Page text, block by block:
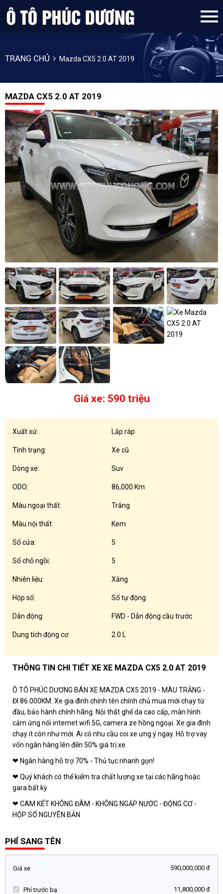
TRANG CHỦ Mazda CX5 2.0 AT 2019
MAZDA CX5 2.0 AT 2019
Giá xe: 590 triệu
Xuất xứ: Lắp ráp
Tình trạng: Xe cũ
Dòng xe: Suv
ODO: 86,000 Km
Màu ngoại thất: Trắng
Màu nội thất: Kem
Số cửa: 5
Số chỗ ngồi: 5
Nhiên liệu: Xăng
Hộp số: Số tự động
Dẫn động: FWD - Dẫn động cầu trước
Dung tích động cơ: 2.0 L
THÔNG TIN CHI TIẾT XE XE MAZDA CX5 2.0 AT 2019
Ô TÔ PHÚC DƯƠNG BÁN XE MAZDA CX5 2019 - MÀU TRẮNG -
ĐI 86.000KM. Xe gia đình chính tên chính chủ mua mới chạy từ
đầu, bảo hành chính hãng. Nội thất ghế da cao cấp, màn hình
cảm ứng nối internet wifi 5G, camera ze hồng ngoại. Xe gia đình
chạy ít còn như mới. Ai có nhu cầu coi xe ưng ý ngay. Hỗ trợ vay
vốn ngân hàng lên đến 50% giá trị xe.
❤ Ngân hàng hỗ trợ 70% - Thủ tục nhanh gọn!
❤ Quý khách có thể kiểm tra chất lượng xe tại các hãng hoặc
gara bất kỳ
❤ CAM KẾT KHÔNG ĐÂM - KHÔNG NGẬP NƯỚC - ĐỘNG CƠ -
HỘP SỐ NGUYÊN BẢN
PHÍ SANG TÊN
Giá xe 590,000,000 đ
Phí trước bạ 11,800,000 đ